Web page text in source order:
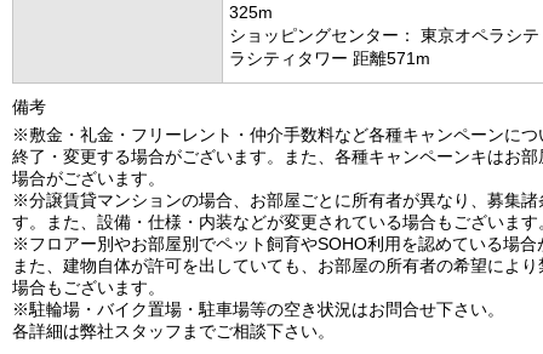
325m
ショッピングセンター： 東京オペラシ
ラシティタワー 距離571m
備考
※敷金・礼金・フリーレント・仲介手数料など各種キャンペーンにつ
終了・変更する場合がございます。また、各種キャンペーンキはお
場合がございます。
※分譲賃貸マンションの場合、お部屋ごとに所有者が異なり、募集諸
す。また、設備・仕様・内装などが変更されている場合もございます
※フロアー別やお部屋別でペット飼育やSOHO利用を認めている場合
また、建物自体が許可を出していても、お部屋の所有者の希望によ
場合もございます。
※駐輪場・バイク置場・駐車場等の空き状況はお問合せ下さい。
各詳細は弊社スタッフまでご相談下さい。